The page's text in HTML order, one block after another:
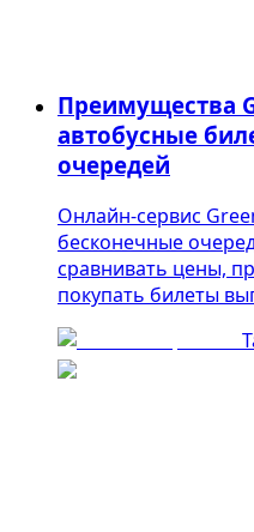
Преимущества
автобусные
очередей
Онлайн-сервис
бесконечные
сравнивать цены,
покупать билеты